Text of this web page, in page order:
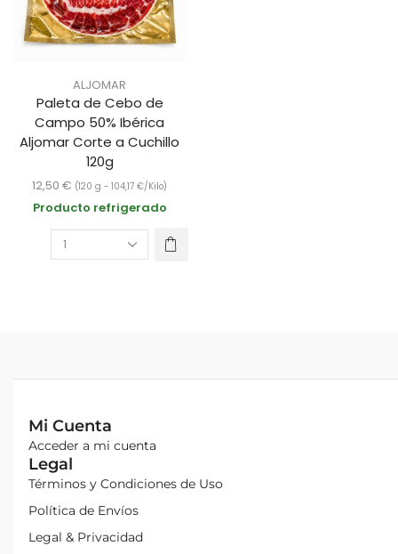
ALJOMAR
Paleta de Cebo de
Campo 50% Ibérica
Aljomar Corte a Cuchillo
120g
12,50 € (120 g - 104,17 €/Kilo)
Producto refrigerado
Mi Cuenta
Acceder a mi cuenta
Legal
Términos y Condiciones de Uso
Política de Envíos
Legal & Privacidad